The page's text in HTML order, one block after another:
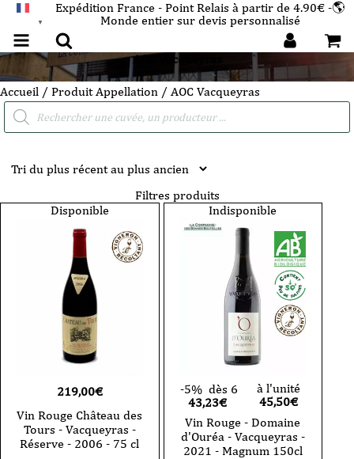
▼
Expédition France - Point Relais à partir de 4.90€ -🌎
Monde entier sur devis personnalisé
AOC Vacqueyras
Accueil / Produit Appellation / AOC Vacqueyras
Recherche
Filtres produits
Disponible
219,00€
Vin Rouge Château des
Tours - Vacqueyras -
Réserve - 2006 - 75 cl
Indisponible
-5% dès 6
43,23€
à l'unité
45,50€
Vin Rouge - Domaine
d'Ouréa - Vacqueyras -
2021 - Magnum 150cl